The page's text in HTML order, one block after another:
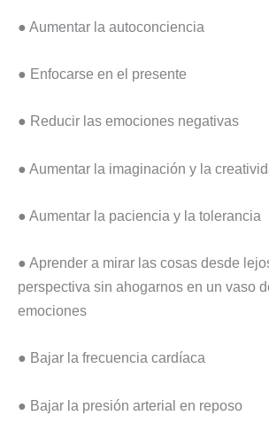
● Aumentar la autoconciencia
● Enfocarse en el presente
● Reducir las emociones negativas
● Aumentar la imaginación y la
● Aumentar la paciencia y la tolerancia
● Aprender a mirar las cosas desde
perspectiva sin ahogarnos en un vaso
emociones
● Bajar la frecuencia cardíaca
● Bajar la presión arterial en reposo